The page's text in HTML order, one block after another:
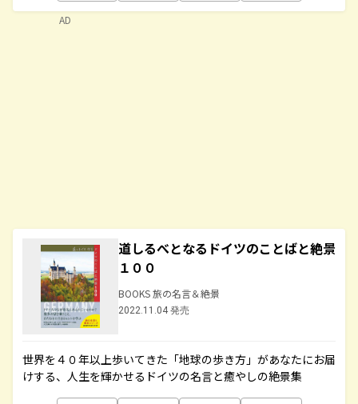
道しるべとなるドイツのことばと絶景
１００
BOOKS 旅の名言＆絶景
2022.11.04 発売
世界を４０年以上歩いてきた「地球の歩き方」があなたにお届
けする、人生を輝かせるドイツの名言と癒やしの絶景集
AD